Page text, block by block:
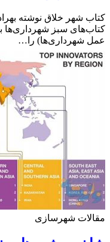
شهر خلاق نوشته بهراد
شهرداری‌ها) را…
شهرسازی